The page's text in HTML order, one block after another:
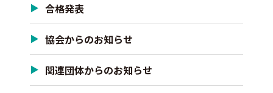
合格発表
協会からのお知らせ
関連団体からのお知らせ